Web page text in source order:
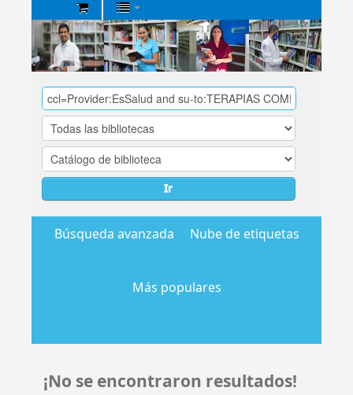
Biblioteca
Central
EsSalud
Ir
Búsqueda avanzada Nube de etiquetas
Más populares
¡No se encontraron resultados!